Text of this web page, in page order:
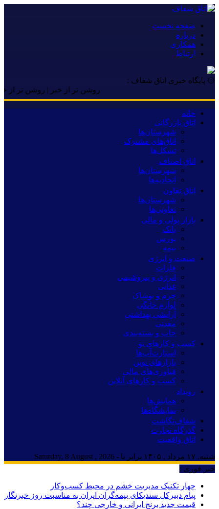
صفحه نخست
درباره
همکاری
ارتباط
۞ پایگاه خبری اتاق شفاف :
روشن تر از خبر | روشن تر از خبر |
خانه
اتاق بازرگانی
شهرستان‌ها
اتاق‌های مشترک
تشکل‌ها
اتاق اصناف
شهرستان‌ها
اتحادیه‌ها
اتاق تعاون
شهرستان‌ها
تعاونی‌ها
بازار پولی و مالی
بانک
بورس
بیمه
صنعت و انرژی
فلزات
انرژی و پتروشیمی
غذایی
چرم و پوشاک
لوازم خانگی
آرایشی بهداشتی
معدنی
چاپ و بسته‌بندی
کسب و کارهای نو
استارت‌آپ‌ها
بازارهای نوین
فناوری‌های مالی
کسب و کارهای آنلاین
رویداد
همایش‌ها
نمایشگاه‌ها
شفاف‌نگاشت
گذرگاه تجارت
اتاق واقعیت
شنبه, ۱۷ مرداد , ۱۴۰۵ برابر با - Saturday, 8 August , 2026
خبر فوری :
چهار تکنیک مدیریت خشم در محیط کسب‌وکار
پیام دبیرکل سندیکای بیمه‌گران ایران به مناسبت روز خبرنگار
قیمت جدید برنج ایرانی و خارجی چند؟